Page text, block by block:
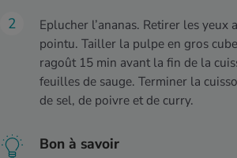
Eplucher l’ananas. Retirer les yeux
pointu. Tailler la pulpe en gros
ragoût 15 min avant la fin de la
feuilles de sauge. Terminer la
de sel, de poivre et de curry.
Bon à savoir